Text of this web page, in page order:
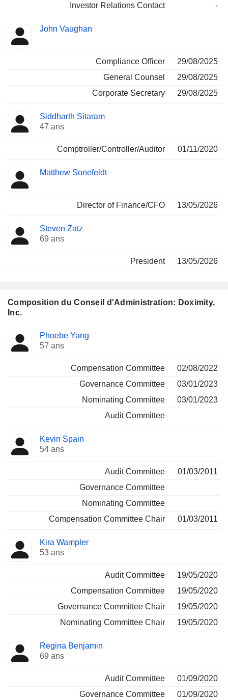
Investor Relations Contact -
John Vaughan
Compliance Officer
29/08/2025
General Counsel
29/08/2025
Corporate Secretary
29/08/2025
Siddharth Sitaram
47 ans
Comptroller/Controller/Auditor 01/11/2020
Matthew Sonefeldt
Director of Finance/CFO 13/05/2026
Steven Zatz
69 ans
President 13/05/2026
Composition du Conseil d'Administration: Doximity,
Inc.
Administrateur Comités
Phoebe Yang
57 ans
Compensation Committee
02/08/2022
Governance Committee
03/01/2023
Nominating Committee
03/01/2023
Audit Committee
Kevin Spain
54 ans
Audit Committee
01/03/2011
Governance Committee
Nominating Committee
Compensation Committee Chair
01/03/2011
Kira Wampler
53 ans
Audit Committee
19/05/2020
Compensation Committee
19/05/2020
Governance Committee Chair
19/05/2020
Nominating Committee Chair
19/05/2020
Regina Benjamin
69 ans
Audit Committee
01/09/2020
Governance Committee
01/09/2020